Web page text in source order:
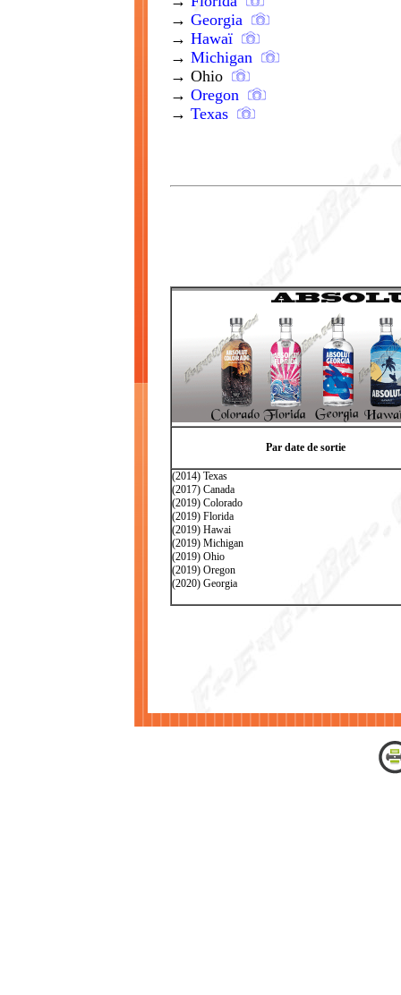
→ Georgia
→ Hawaï
→ Michigan
→ Ohio
→ Oregon
→ Texas
Par date de sortie
(2014) Texas
(2017) Canada
(2019) Colorado
(2019) Florida
(2019) Hawai
(2019) Michigan
(2019) Ohio
(2019) Oregon
(2020) Georgia